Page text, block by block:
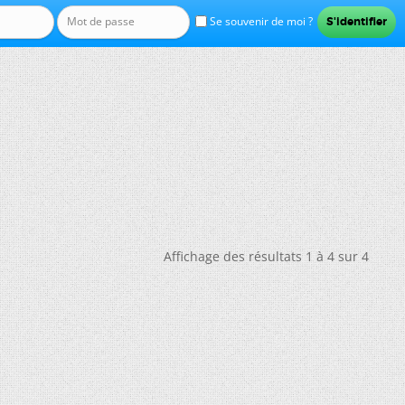
Se souvenir de moi ?
Affichage des résultats 1 à 4 sur 4